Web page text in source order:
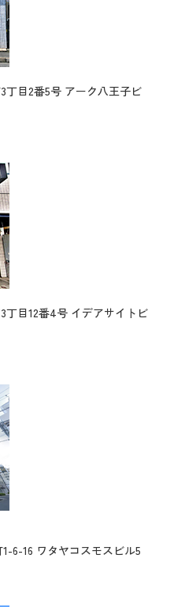
丁目2番5号 アーク八王子ビ
丁目12番4号 イデアサイトビ
6-16 ワタヤコスモスビル5